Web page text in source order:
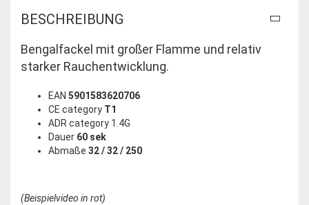
BESCHREIBUNG
Bengalfackel mit großer Flamme und relativ
starker Rauchentwicklung.
EAN 5901583620706
CE category T1
ADR category 1.4G
Dauer 60 sek
Abmaße 32 / 32 / 250
(Beispielvideo in rot)